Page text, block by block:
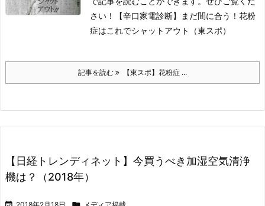
さい！
【辛口家電診断】まだ間に合う！花粉
症はこれでシャットアウト（東スポ）
記事を読む 【東スポ】花粉症 ...
【日経トレンディネット】今買うべき加湿空気清浄
機は？（2018年）